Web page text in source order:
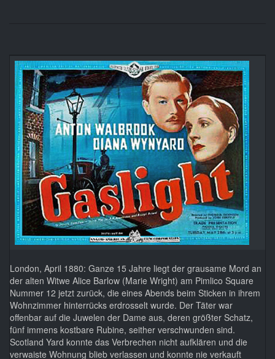
London, April 1880: Ganze 15 Jahre liegt der grausame Mord an
der alten Witwe Alice Barlow (Marie Wright) am Pimlico Square
Nummer 12 jetzt zurück, die eines Abends beim Sticken in ihrem
Wohnzimmer hinterrücks erdrosselt wurde. Der Täter war
offenbar auf die Juwelen der Dame aus, deren größter Schatz,
fünf immens kostbare Rubine, seither verschwunden sind.
Scotland Yard konnte das Verbrechen nicht aufklären und die
verwaiste Wohnung blieb verlassen und konnte nie verkauft